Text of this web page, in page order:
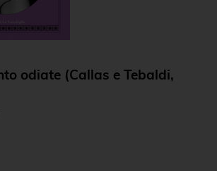
odiate (Callas e Tebaldi,